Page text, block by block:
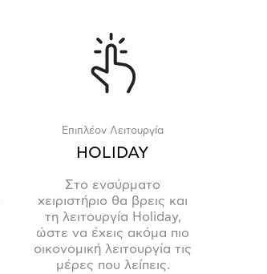
Επιπλέον Λειτουργία
HOLIDAY
Στο ενσύρματο
χειριστήριο θα βρεις και
τη λειτουργία Holiday,
ώστε να έχεις ακόμα πιο
οικονομική λειτουργία τις
μέρες που λείπεις.